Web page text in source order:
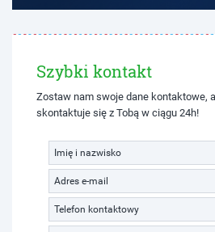
Szybki kontakt
Zostaw nam swoje dane kontaktowe,
skontaktuje się z Tobą w ciągu 24h!